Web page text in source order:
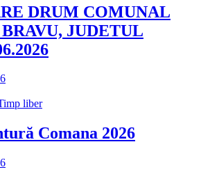
DRUM COMUNAL
JUDETUL
liber
Comana 2026